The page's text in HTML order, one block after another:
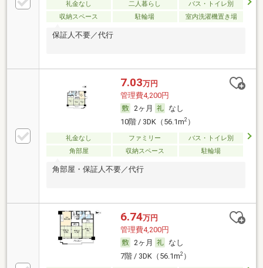
礼金なし 二人暮らし
バス・トイレ別
収納スペース
駐輪場 室内洗濯機置き場
保証人不要／代行
7.03万円
管理費4,200円
2ヶ月
なし
10階 / 3DK（56.1m2）
礼金なし ファミリー
バス・トイレ別
角部屋
収納スペース 駐輪場
角部屋・保証人不要／代行
6.74万円
管理費4,200円
2ヶ月
なし
7階 / 3DK（56.1m2）